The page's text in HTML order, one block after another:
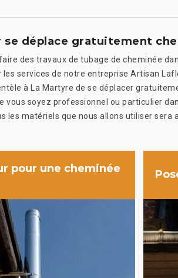
se déplace gratuitement
des travaux de tubage de cheminée
services de notre entreprise Artisan
à La Martyre de se déplacer
vous soyez professionnel ou particulier
les matériels que nous allons utiliser
pour une cheminée